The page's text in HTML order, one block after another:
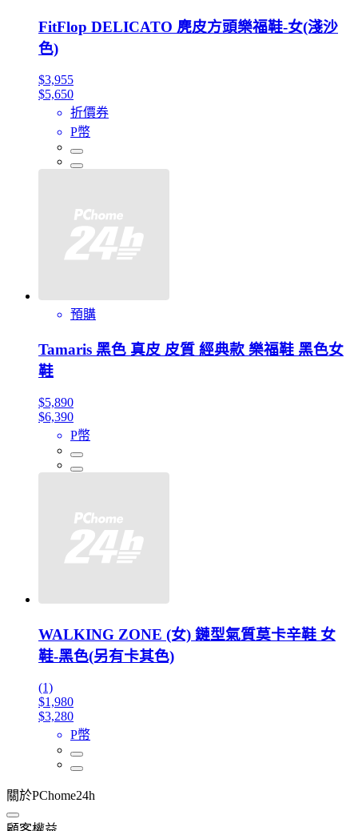
FitFlop DELICATO 麂皮方頭樂福鞋-女(淺沙
色)
$3,955
$5,650
折價券
P幣
預購
Tamaris 黑色 真皮 皮質 經典款 樂福鞋 黑色女
鞋
$5,890
$6,390
P幣
WALKING ZONE (女) 鏈型氣質莫卡辛鞋 女
鞋-黑色(另有卡其色)
(1)
$1,980
$3,280
P幣
關於PChome24h